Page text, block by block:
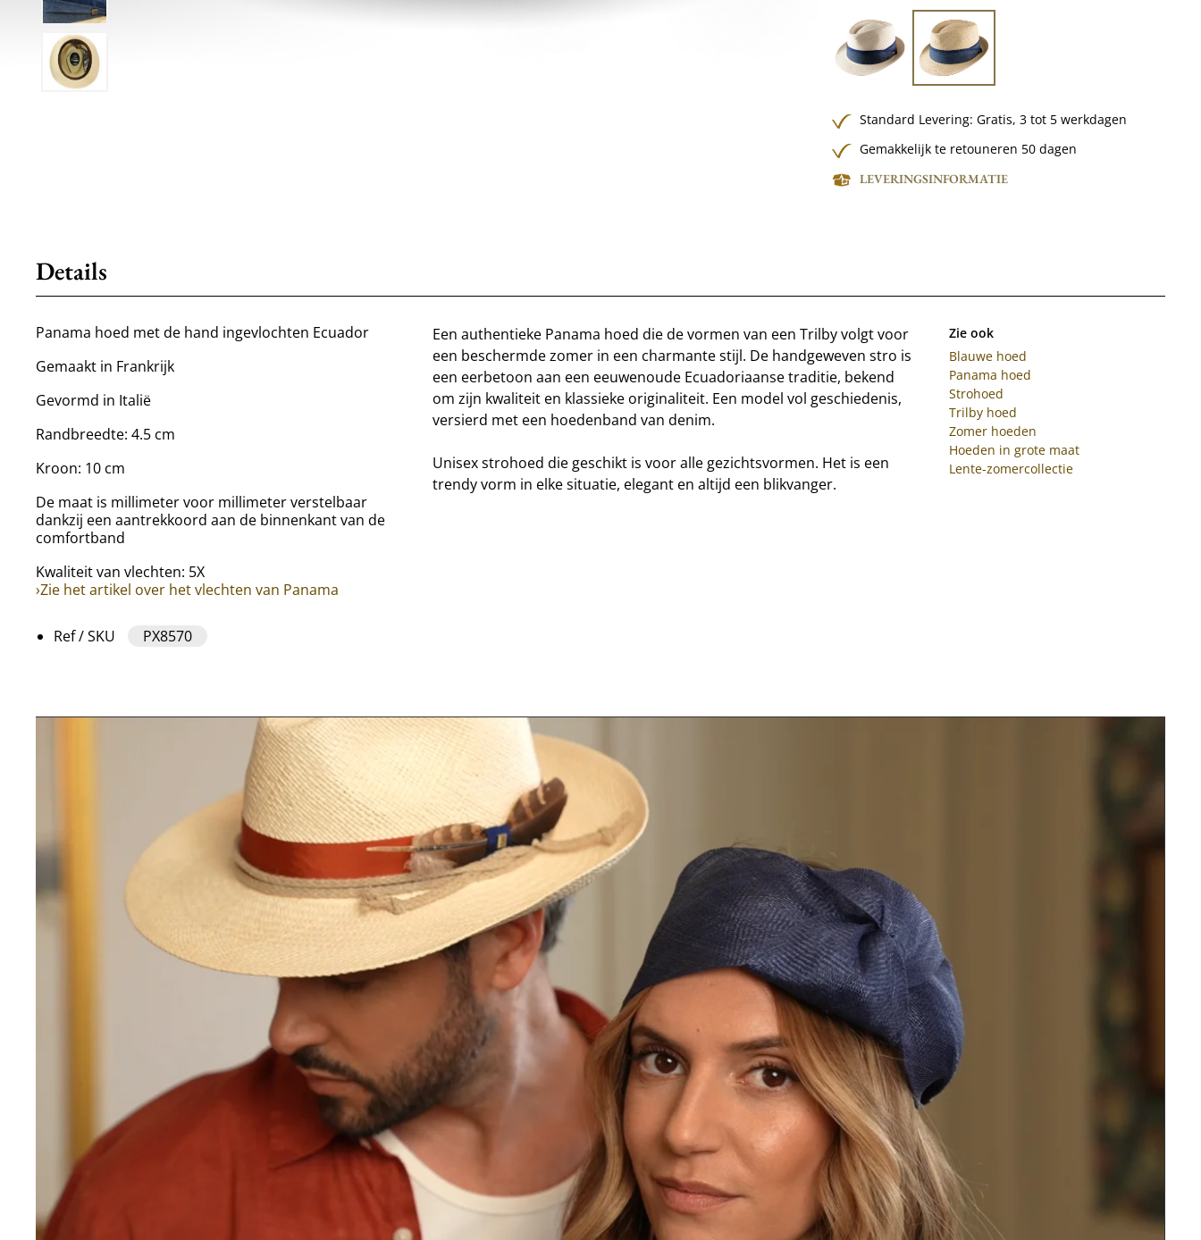
Standard Levering:Gratis,3 tot 5 werkdagen
Gemakkelijk te retouneren 50 dagen
LEVERINGSINFORMATIE
Details
Panama hoed met de hand ingevlochten Ecuador
Gemaakt in Frankrijk
Gevormd in Italië
Randbreedte: 4.5 cm
Kroon: 10 cm
De maat is millimeter voor millimeter verstelbaar
dankzij een aantrekkoord aan de binnenkant van de
comfortband
Kwaliteit van vlechten: 5X
›Zie het artikel over het vlechten van Panama
Ref / SKU PX8570
Een authentieke Panama hoed die de vormen van een Trilby volgt voor
een beschermde zomer in een charmante stijl. De handgeweven stro is
een eerbetoon aan een eeuwenoude Ecuadoriaanse traditie, bekend
om zijn kwaliteit en klassieke originaliteit. Een model vol geschiedenis,
versierd met een hoedenband van denim.
Unisex strohoed die geschikt is voor alle gezichtsvormen. Het is een
trendy vorm in elke situatie, elegant en altijd een blikvanger.
Zie ook
Blauwe hoed
Panama hoed
Strohoed
Trilby hoed
Zomer hoeden
Hoeden in grote maat
Lente-zomercollectie